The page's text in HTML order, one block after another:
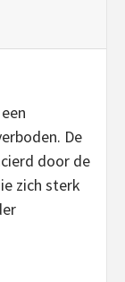
De
door de
zich sterk